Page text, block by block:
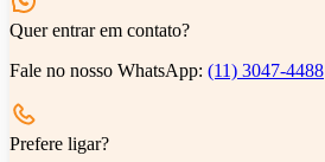
Quer entrar em contato?
Fale no nosso WhatsApp: (11) 3047-4488
Prefere ligar?